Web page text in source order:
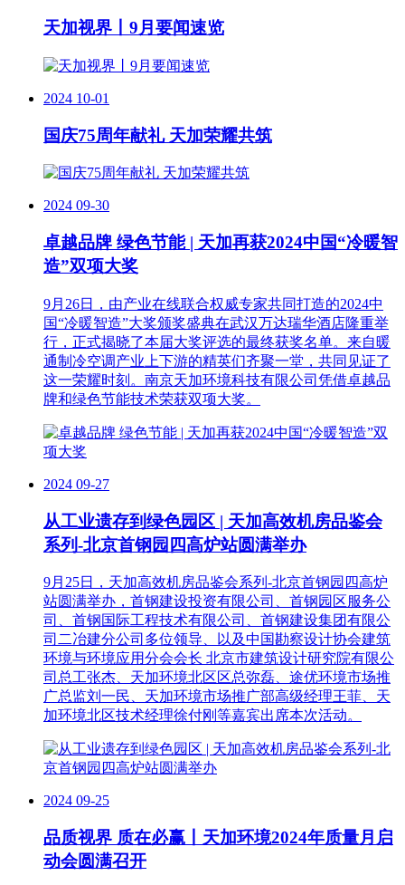
天加视界丨9月要闻速览
2024 10-01
国庆75周年献礼 天加荣耀共筑
2024 09-30
卓越品牌 绿色节能 | 天加再获2024中国“冷暖智
造”双项大奖
9月26日，由产业在线联合权威专家共同打造的2024中
国“冷暖智造”大奖颁奖盛典在武汉万达瑞华酒店隆重举
行，正式揭晓了本届大奖评选的最终获奖名单。来自暖
通制冷空调产业上下游的精英们齐聚一堂，共同见证了
这一荣耀时刻。南京天加环境科技有限公司凭借卓越品
牌和绿色节能技术荣获双项大奖。
2024 09-27
从工业遗存到绿色园区 | 天加高效机房品鉴会
系列-北京首钢园四高炉站圆满举办
9月25日，天加高效机房品鉴会系列-北京首钢园四高炉
站圆满举办，首钢建设投资有限公司、首钢园区服务公
司、首钢国际工程技术有限公司、首钢建设集团有限公
司二冶建分公司多位领导、以及中国勘察设计协会建筑
环境与环境应用分会会长 北京市建筑设计研究院有限公
司总工张杰、天加环境北区区总弥磊、途优环境市场推
广总监刘一民、天加环境市场推广部高级经理王菲、天
加环境北区技术经理徐付刚等嘉宾出席本次活动。
2024 09-25
品质视界 质在必赢丨天加环境2024年质量月启
动会圆满召开